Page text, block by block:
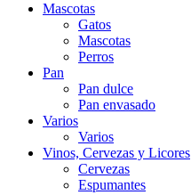
Mascotas
Gatos
Mascotas
Perros
Pan
Pan dulce
Pan envasado
Varios
Varios
Vinos, Cervezas y Licores
Cervezas
Espumantes